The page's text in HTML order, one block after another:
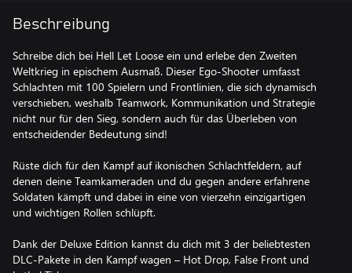
Beschreibung
Schreibe dich bei Hell Let Loose ein und erlebe den Zweiten
Weltkrieg in epischem Ausmaß. Dieser Ego-Shooter umfasst
Schlachten mit 100 Spielern und Frontlinien, die sich dynamisch
verschieben, weshalb Teamwork, Kommunikation und Strategie
nicht nur für den Sieg, sondern auch für das Überleben von
entscheidender Bedeutung sind!
Rüste dich für den Kampf auf ikonischen Schlachtfeldern, auf
denen deine Teamkameraden und du gegen andere erfahrene
Soldaten kämpft und dabei in eine von vierzehn einzigartigen
und wichtigen Rollen schlüpft.
Dank der Deluxe Edition kannst du dich mit 3 der beliebtesten
DLC-Pakete in den Kampf wagen – Hot Drop, False Front und